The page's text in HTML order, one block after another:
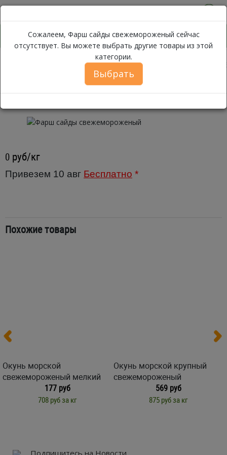
Свежемороженая рыба Фарш сайды
Сожалеем, Фарш сайды свежемороженый сейчас
отсутствует. Вы можете выбрать другие товары из этой
категории.
Выбрать
Фарш сайды свежемороженый ~
700 гр.
0 руб/кг
Привезем 10 авг Бесплатно *
Похожие товары
Окунь морской
свежемороженый мелкий
177 руб
708 руб за кг
Окунь морской крупный
свежемороженый
569 руб
875 руб за кг
Подпишитесь на Новости